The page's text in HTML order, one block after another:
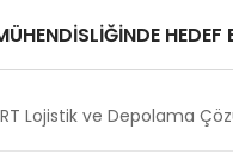
HEDEF
Lojistik ve Depolama